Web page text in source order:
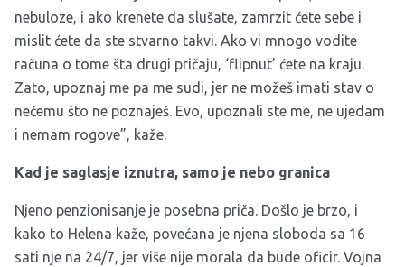
nebuloze, i ako krenete da slušate, zamrzit ćete sebe i
mislit ćete da ste stvarno takvi. Ako vi mnogo vodite
računa o tome šta drugi pričaju, ‘flipnut’ ćete na kraju.
Zato, upoznaj me pa me sudi, jer ne možeš imati stav o
nečemu što ne poznaješ. Evo, upoznali ste me, ne ujedam
i nemam rogove”, kaže.
Kad je saglasje iznutra, samo je nebo granica
Njeno penzionisanje je posebna priča. Došlo je brzo, i
kako to Helena kaže, povećana je njena sloboda sa 16
sati nje na 24/7, jer više nije morala da bude oficir. Vojna